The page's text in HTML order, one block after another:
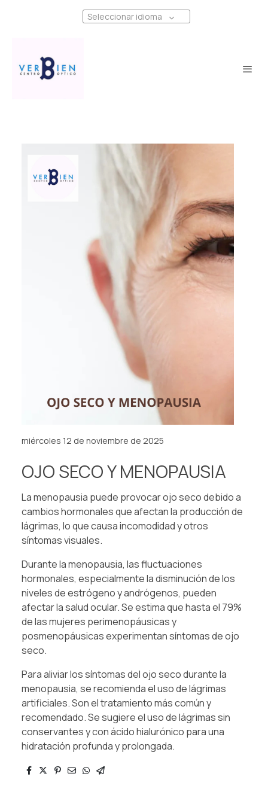
Seleccionar idioma
miércoles 12 de noviembre de 2025
OJO SECO Y MENOPAUSIA
La menopausia puede provocar ojo seco debido a
cambios hormonales que afectan la producción de
lágrimas, lo que causa incomodidad y otros
síntomas visuales.
Durante la menopausia, las fluctuaciones
hormonales, especialmente la disminución de los
niveles de estrógeno y andrógenos, pueden
afectar la salud ocular. Se estima que hasta el 79%
de las mujeres perimenopáusicas y
posmenopáusicas experimentan síntomas de ojo
seco.
Para aliviar los síntomas del ojo seco durante la
menopausia, se recomienda el uso de lágrimas
artificiales. Son el tratamiento más común y
recomendado. Se sugiere el uso de lágrimas sin
conservantes y con ácido hialurónico para una
hidratación profunda y prolongada.